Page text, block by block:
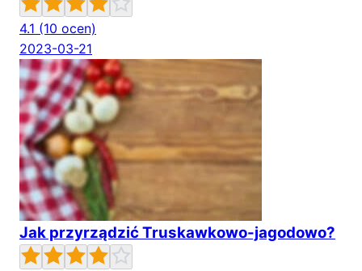
4.1 (10 ocen)
2023-03-21
Jak przyrządzić Truskawkowo-jagodowo?